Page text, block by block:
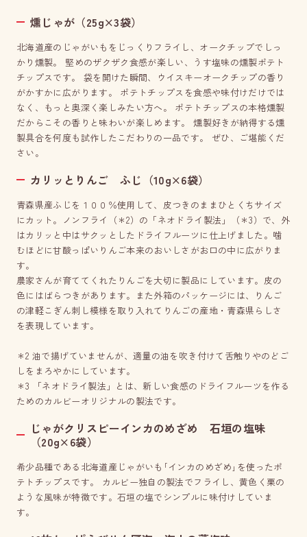
燻じゃが（25g×3袋）
北海道産のじゃがいもをじっくりフライし、オークチップでしっ
かり燻製。 堅めのザクザク食感が楽しい、うす塩味の燻製ポテト
チップスです。 袋を開けた瞬間、ウイスキーオークチップの香り
がかすかに広がります。 ポテトチップスを食感や味付けだけでは
なく、もっと奥深く楽しみたい方へ。 ポテトチップスの本格燻製
だからこその香りと味わいが楽しめます。 燻製好きが納得する燻
製具合を何度も試作したこだわりの一品です。 ぜひ、ご堪能くだ
さい。
カリッとりんご ふじ（10g×6袋）
青森県産ふじを１００％使用して、皮つきのままひとくちサイズ
にカット。ノンフライ（＊2）の「ネオドライ製法」（＊3）で、外
はカリッと中はサクッとしたドライフルーツに仕上げました。噛
むほどに甘酸っぱいりんご本来のおいしさがお口の中に広がりま
す。
農家さんが育ててくれたりんごを大切に製品にしています。皮の
色にはばらつきがあります。また外箱のパッケージには、りんご
の津軽こぎん刺し模様を取り入れてりんごの産地・青森県らしさ
を表現しています。
＊2 油で揚げていませんが、適量の油を吹き付けて舌触りやのどご
しをまろやかにしています。
＊3 「ネオドライ製法」とは、新しい食感のドライフルーツを作る
ためのカルビーオリジナルの製法です。
じゃがクリスピーインカのめざめ 石垣の塩味
（20g×6袋）
希少品種である北海道産じゃがいも｢インカのめざめ｣を使ったポ
テトチップスです。 カルビー独自の製法でフライし、黄色く栗の
ような風味が特徴です。石垣の塩でシンプルに味付けしていま
す。